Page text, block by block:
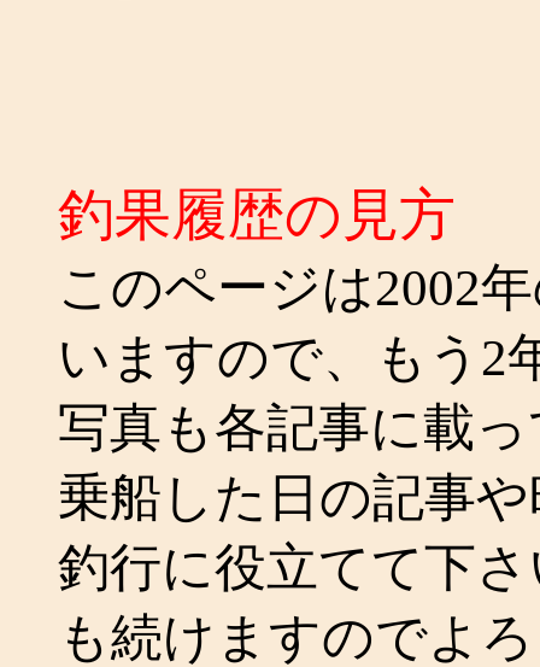
釣果履歴の見方
このページは2002
いますので、もう2
写真も各記事に載
乗船した日の記事
釣行に役立てて下
も続けますのでよ